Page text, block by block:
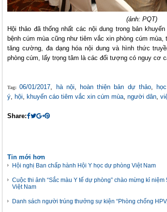
(ảnh: PQT)
Hội thảo đã thống nhất các nội dung trong bản
bệnh cúm mùa cũng như tiêm vắc xin phòng cúm
tăng cường, đa dạng hóa nội dung và hình thức
phòng cúm, lấy trọng tâm là các đối tượng có nguy cơ
Tag:06/01/2017, hà nội, hoàn thiện bản dự thảo,
ý, hội, khuyến cáo tiêm vắc xin cúm mùa, người dân,
Share:
Tin mới hơn
Hội nghị Ban chấp hành Hội Y học dự phòng Việt Nam
Cuộc thi ảnh “Sắc màu Y tế dự phòng” chào mừng kỉ
Việt Nam
Danh sách người trúng thưởng sự kiện “Phòng chống